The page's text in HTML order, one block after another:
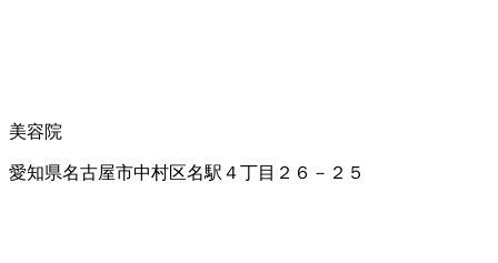
美容院
愛知県名古屋市中村区名駅４丁目２６－２５